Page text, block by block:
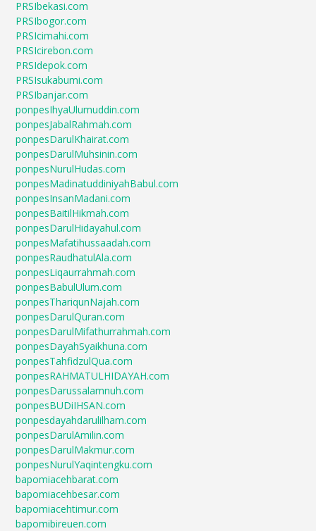
PRSIbekasi.com
PRSIbogor.com
PRSIcimahi.com
PRSIcirebon.com
PRSIdepok.com
PRSIsukabumi.com
PRSIbanjar.com
ponpesIhyaUlumuddin.com
ponpesJabalRahmah.com
ponpesDarulKhairat.com
ponpesDarulMuhsinin.com
ponpesNurulHudas.com
ponpesMadinatuddiniyahBabul.com
ponpesInsanMadani.com
ponpesBaitilHikmah.com
ponpesDarulHidayahul.com
ponpesMafatihussaadah.com
ponpesRaudhatulAla.com
ponpesLiqaurrahmah.com
ponpesBabulUlum.com
ponpesThariqunNajah.com
ponpesDarulQuran.com
ponpesDarulMifathurrahmah.com
ponpesDayahSyaikhuna.com
ponpesTahfidzulQua.com
ponpesRAHMATULHIDAYAH.com
ponpesDarussalamnuh.com
ponpesBUDiIHSAN.com
ponpesdayahdarulilham.com
ponpesDarulAmilin.com
ponpesDarulMakmur.com
ponpesNurulYaqintengku.com
bapomiacehbarat.com
bapomiacehbesar.com
bapomiacehtimur.com
bapomibireuen.com